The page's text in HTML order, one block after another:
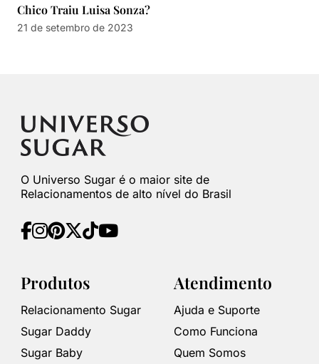
Chico Traiu Luisa Sonza?
21 de setembro de 2023
O Universo Sugar é o maior site de
Relacionamentos de alto nível do Brasil
Produtos
Relacionamento Sugar
Sugar Daddy
Sugar Baby
Atendimento
Ajuda e Suporte
Como Funciona
Quem Somos